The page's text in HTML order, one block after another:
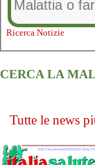
Ricerca Notizie
CERCA LA
Tutte le news